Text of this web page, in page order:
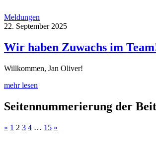
Meldungen
22. September 2025
Wir haben Zuwachs im
Willkommen, Jan Oliver!
mehr lesen
Seitennummerierung der
« 1 2 3 4 … 15 »